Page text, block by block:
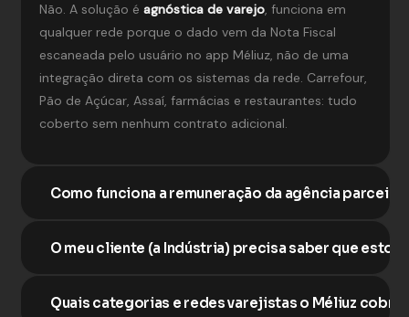
Não. A solução é agnóstica de varejo, funciona em
qualquer rede porque o dado vem da Nota Fiscal
escaneada pelo usuário no app Méliuz, não de uma
integração direta com os sistemas da rede. Carrefour,
Pão de Açúcar, Assaí, farmácias e restaurantes: tudo
coberto sem nenhum contrato adicional.
Como funciona a remuneração da agência
O meu cliente (a Indústria) precisa saber que estou
Quais categorias e redes varejistas o Méliuz